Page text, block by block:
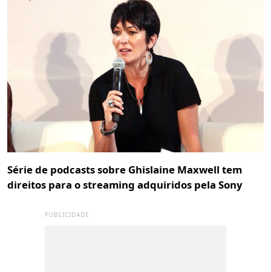
Série de podcasts sobre Ghislaine Maxwell tem
direitos para o streaming adquiridos pela Sony
PUBLICIDADE